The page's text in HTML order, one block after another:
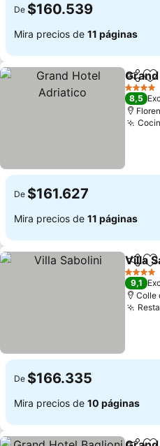
De $160.539
Mira precios de 11 páginas
4 Estrellas
8,5
De $161.627
Mira precios de 11 páginas
Villa
4 Estrellas
9,1
Colle
De $166.335
Mira precios de 10 páginas